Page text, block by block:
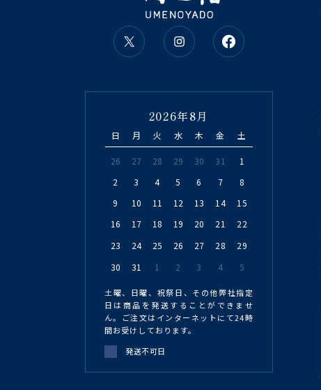
2026年8月
日 月 火 水 木 金 土
26 27 28 29 30 31
1
2
3 4 5 6 7
8
9
10 11 12 13 14
15
16
17 18 19 20 21
22
23
24 25 26 27 28
29
30
31 1 2 3 4 5
土曜、日曜、祝祭日、その他弊社指定
日は商品を発送することができませ
ん。ご注文はインターネットにて24時
間お受けしております。
発送不可日